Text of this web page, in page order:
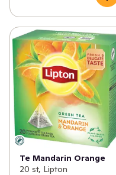
Te Mandarin Orange
20 st, Lipton